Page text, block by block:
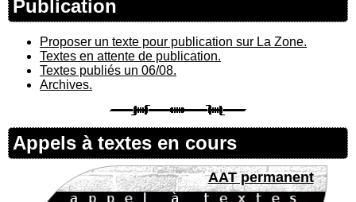
Publication
Proposer un texte pour publication sur La Zone.
Textes en attente de publication.
Textes publiés un 06/08.
Archives.
Appels à textes en cours
AAT permanent